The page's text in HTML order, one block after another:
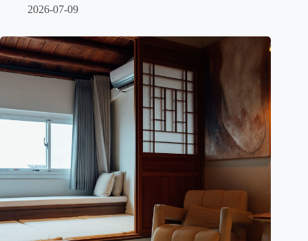
2026-07-09